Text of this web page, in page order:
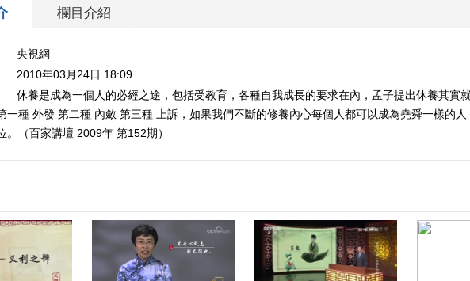
欄目介紹
央視網
2010年03月24日 18:09
休養是成為一個人的必經之途，包括受教育，各種自我成長的要求在內，孟子提出休養其實
一種 外發 第二種 內斂 第三種 上訴，如果我們不斷的修養內心每個人都可以成為堯舜一樣的
。（百家講壇 2009年 第152期）